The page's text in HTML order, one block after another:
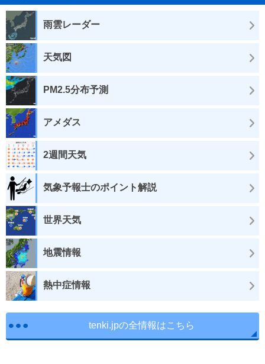
雨雲レーダー
天気図
PM2.5分布予測
アメダス
2週間天気
気象予報士のポイント解説
世界天気
地震情報
熱中症情報
tenki.jpの全情報はこちら